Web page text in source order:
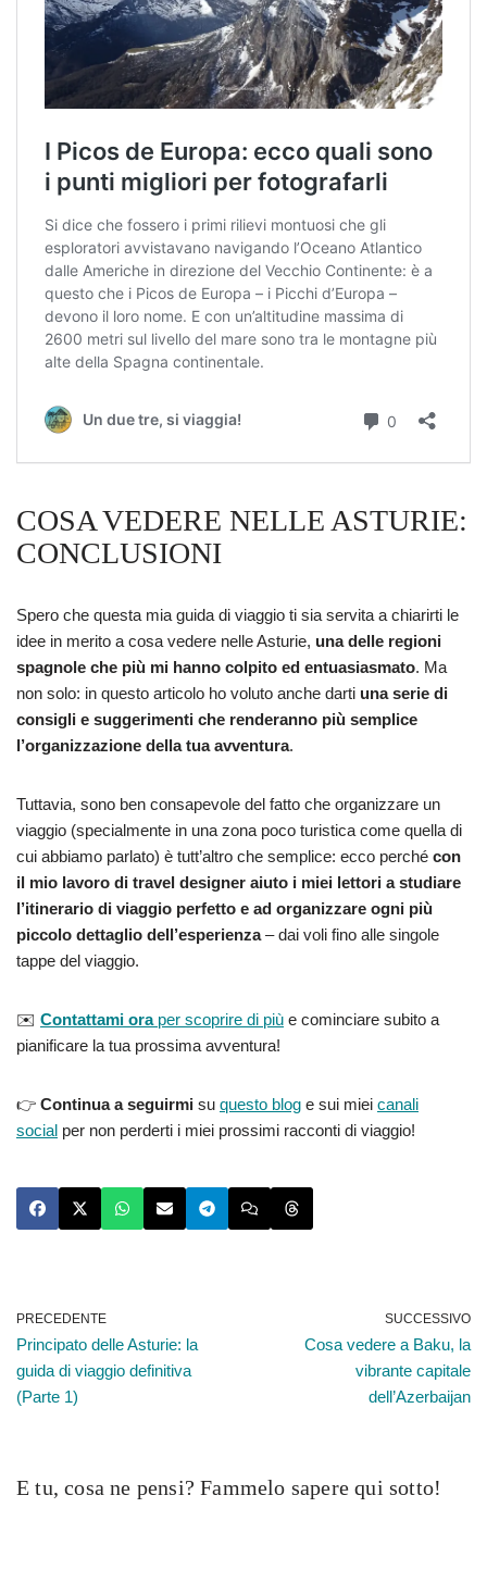
COSA VEDERE NELLE ASTURIE:
CONCLUSIONI
Spero che questa mia guida di viaggio ti sia servita a chiarirti le
idee in merito a cosa vedere nelle Asturie, una delle regioni
spagnole che più mi hanno colpito ed entuasiasmato. Ma
non solo: in questo articolo ho voluto anche darti una serie di
consigli e suggerimenti che renderanno più semplice
l’organizzazione della tua avventura.
Tuttavia, sono ben consapevole del fatto che organizzare un
viaggio (specialmente in una zona poco turistica come quella di
cui abbiamo parlato) è tutt’altro che semplice: ecco perché con
il mio lavoro di travel designer aiuto i miei lettori a studiare
l’itinerario di viaggio perfetto e ad organizzare ogni più
piccolo dettaglio dell’esperienza– dai voli fino alle singole
tappe del viaggio.
✉️ Contattami oraper scoprire di più e cominciare subito a
pianificare la tua prossima avventura!
👉 Continua a seguirmi su questo blog e sui miei canali
social per non perderti i miei prossimi racconti di viaggio!
PRECEDENTE
Principato delle Asturie: la
guida di viaggio definitiva
(Parte 1)
SUCCESSIVO
Cosa vedere a Baku, la
vibrante capitale
dell’Azerbaijan
E tu, cosa ne pensi? Fammelo sapere qui sotto!